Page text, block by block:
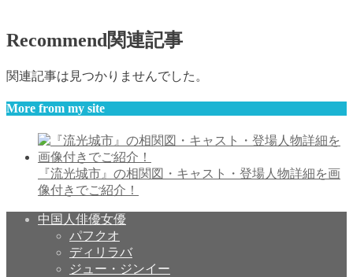
Recommend関連記事
関連記事は見つかりませんでした。
More from my site
『流光城市』の相関図・キャスト・登場人物詳細を画
像付きでご紹介！
中国人俳優女優
パフクオ
ディリラバ
ジュー・ジンイー